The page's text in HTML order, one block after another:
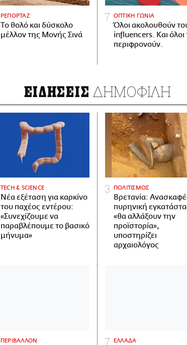
ΡΕΠΟΡΤΑΖ
Το θολό και δύσκολο
μέλλον της Μονής Σινά
ΟΠΤΙΚΗ ΓΩΝΙΑ
Όλοι ακολουθούν
influencers. Και όλοι
περιφρονούν.
ΕΙΔΗΣΕΙΣ ΔΗΜΟΦΙΛΗ
ΤECH & SCIENCE
Νέα εξέταση για καρκίνο
του παχέος εντέρου:
«Συνεχίζουμε να
παραβλέπουμε το βασικό
μήνυμα»
ΠΟΛΙΤΙΣΜΟΣ
Βρετανία:
πυρηνική
«θα αλλάξουν την
προϊστορία»,
υποστηρίζει
αρχαιολόγος
ΠΕΡΙΒΑΛΛΟΝ ΕΛΛΑΔΑ